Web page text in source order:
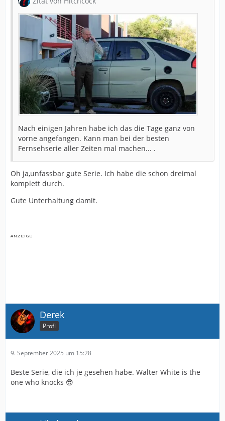
Nach einigen Jahren habe ich das die Tage ganz von
vorne angefangen. Kann man bei der besten
Fernsehserie aller Zeiten mal machen... .
Oh ja,unfassbar gute Serie. Ich habe die schon dreimal
komplett durch.
Gute Unterhaltung damit.
Derek
Profi
9. September 2025 um 15:28
Beste Serie, die ich je gesehen habe. Walter White is the
one who knocks 😎